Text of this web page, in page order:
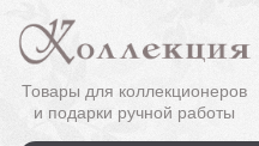
Товары для коллекционеров
и подарки ручной работы